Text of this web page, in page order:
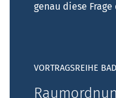
genau diese
VORTRAGSREIHE